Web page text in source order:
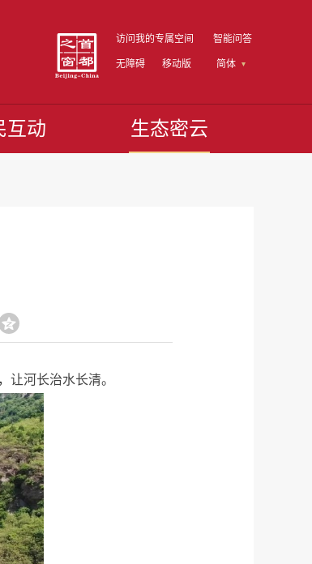
访问我的专属空间 智能问答
无障碍 移动版 简体
互动 生态密云
让河长治水长清。